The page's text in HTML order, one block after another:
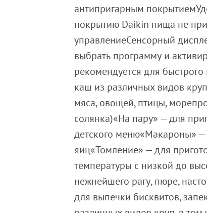
антипригарным
покрытию Daikin пища не
управлениеСенсорный
выбрать программу и
рекомендуется для
каш из различных видов
мяса, овощей, птицы,
солянка)«На пару» — для
детского меню«Макароны» —
яиц«Томление» — для
температуры с низкой до
нежнейшего рагу, пюре,
для выпечки бисквитов,